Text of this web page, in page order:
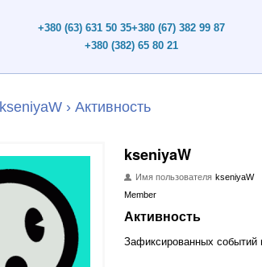
+380 (63) 631 50 35+380 (67) 382 99 87
+380 (382) 65 80 21
kseniyaW › Активность
kseniyaW
Имя пользователя kseniyaW
Member
Активность
Зафиксированных событий